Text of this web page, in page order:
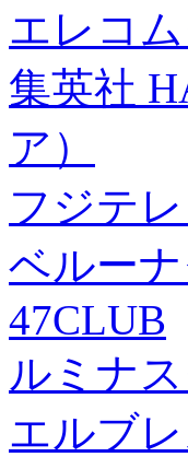
エレコ
集英社
ア）
フジテ
ベルー
47CLUB
ルミナ
エルブ